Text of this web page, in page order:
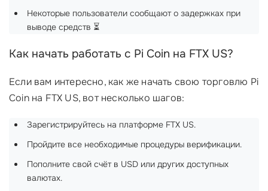
Некоторые пользователи сообщают о задержках при
выводе средств ⏳
Как начать работать с Pi Coin на FTX US?
Если вам интересно, как же начать свою торговлю Pi
Coin на FTX US, вот несколько шагов:
Зарегистрируйтесь на платформе FTX US.
Пройдите все необходимые процедуры верификации.
Пополните свой счёт в USD или других доступных
валютах.